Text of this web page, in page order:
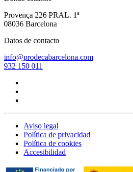
Provença 226 PRAL. 1ª
08036 Barcelona
Datos de contacto
info@prodecabarcelona.com
932 150 011
Aviso legal
Política de privacidad
Política de cookies
Accesibilidad